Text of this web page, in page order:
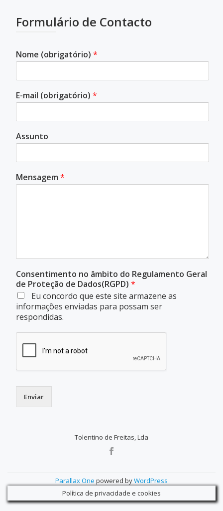
Formulário de Contacto
Nome (obrigatório) *
E-mail (obrigatório) *
Assunto
Mensagem *
Consentimento no âmbito do Regulamento Geral
de Proteção de Dados(RGPD) *
Eu concordo que este site armazene as
informações enviadas para possam ser
respondidas.
Enviar
Tolentino de Freitas, Lda
Parallax One powered byWordPress
Política de privacidade e cookies